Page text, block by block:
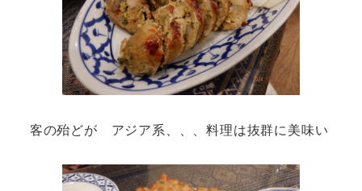
客の殆どが アジア系、、、料理は抜群に美味い